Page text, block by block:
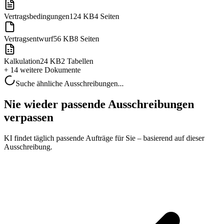
Vertragsbedingungen124 KB4 Seiten
Vertragsentwurf56 KB8 Seiten
Kalkulation24 KB2 Tabellen
+ 14 weitere Dokumente
Suche ähnliche Ausschreibungen...
Nie wieder passende Ausschreibungen
verpassen
KI findet täglich passende Aufträge für Sie – basierend auf dieser
Ausschreibung.